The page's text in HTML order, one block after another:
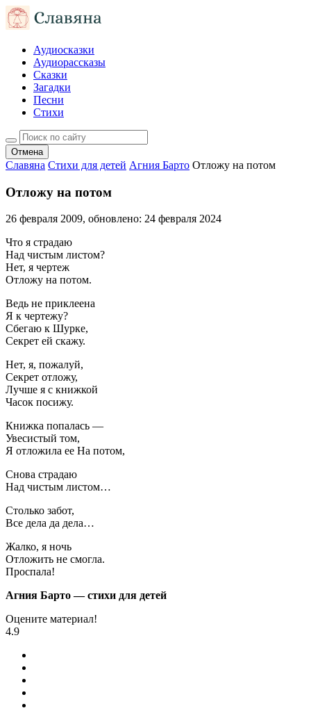
Аудиосказки
Аудиорассказы
Сказки
Загадки
Песни
Стихи
Отмена
Славяна Стихи для детей Агния Барто Отложу на потом
Отложу на потом
26 февраля 2009, обновлено: 24 февраля 2024
Что я страдаю
Над чистым листом?
Нет, я чертеж
Отложу на потом.
Ведь не приклеена
Я к чертежу?
Сбегаю к Шурке,
Секрет ей скажу.
Нет, я, пожалуй,
Секрет отложу,
Лучше я с книжкой
Часок посижу.
Книжка попалась —
Увесистый том,
Я отложила ее На потом,
Снова страдаю
Над чистым листом…
Столько забот,
Все дела да дела…
Жалко, я ночь
Отложить не смогла.
Проспала!
Агния Барто — стихи для детей
Оцените материал!
4.9